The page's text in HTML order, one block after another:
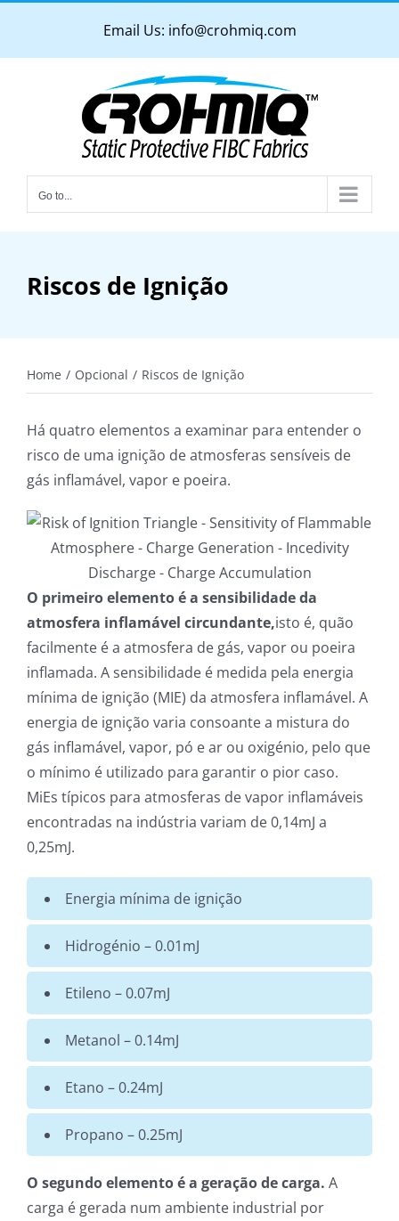
content
Email Us: info@crohmiq.com
Go to...
Riscos de Ignição
Home Opcional Riscos de Ignição
Há quatro elementos a examinar para entender o
risco de uma ignição de atmosferas sensíveis de
gás inflamável, vapor e poeira.
O primeiro elemento é a sensibilidade da
atmosfera inflamável circundante,isto é, quão
facilmente é a atmosfera de gás, vapor ou poeira
inflamada. A sensibilidade é medida pela energia
mínima de ignição (MIE) da atmosfera inflamável. A
energia de ignição varia consoante a mistura do
gás inflamável, vapor, pó e ar ou oxigénio, pelo que
o mínimo é utilizado para garantir o pior caso.
MiEs típicos para atmosferas de vapor inflamáveis
encontradas na indústria variam de 0,14mJ a
0,25mJ.
Energia mínima de ignição
Hidrogénio – 0.01mJ
Etileno – 0.07mJ
Metanol – 0.14mJ
Etano – 0.24mJ
Propano – 0.25mJ
O segundo elemento é a geração de carga. A
carga é gerada num ambiente industrial por